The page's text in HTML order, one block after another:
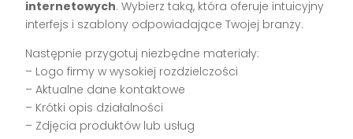
internetowych. Wybierz taką, która oferuje intuicyjny
interfejs i szablony odpowiadające Twojej branży.
Następnie przygotuj niezbędne materiały:
– Logo firmy w wysokiej rozdzielczości
– Aktualne dane kontaktowe
– Krótki opis działalności
– Zdjęcia produktów lub usług